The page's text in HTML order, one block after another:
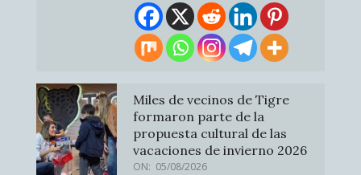
Miles de vecinos de Tigre
formaron parte de la
propuesta cultural de las
vacaciones de invierno 2026
ON: 05/08/2026